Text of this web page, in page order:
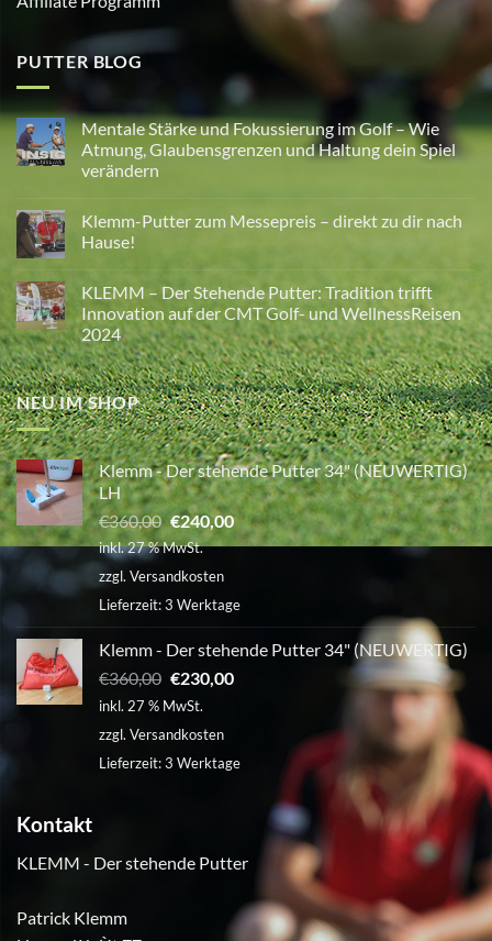
PUTTER BLOG
Mentale Stärke und Fokussierung im Golf – Wie
Atmung, Glaubensgrenzen und Haltung dein Spiel
verändern
zu
Mentale
Stärke
im
Golf
–
Wie
Atmung,
Glaubensgrenzen
und
Haltung
dein
Spiel
verändern
Klemm-Putter zum Messepreis – direkt zu dir nach
Hause!
zu
Klemm-
Putter
zum
Messepreis
–
direkt
zu
dir
nach
Hause!
KLEMM – Der Stehende Putter: Tradition trifft
Innovation auf der CMT Golf- und WellnessReisen
2024
Keine
Kommentare
zu
KLEMM
–
Der
Stehende
Putter:
Tradition
trifft
Innovation
auf
der
CMT
Golf-
WellnessReisen
2024
NEU IM SHOP
Klemm - Der stehende Putter 34" (NEUWERTIG)
LH
€360,00 Ursprünglicher
Preis
€360,00
€240,00Aktueller
Preis
inkl. 27 % MwSt.
zzgl. Versandkosten
Lieferzeit:3 Werktage
Klemm - Der stehende Putter 34" (NEUWERTIG)
€360,00 Ursprünglicher
Preis
€360,00
€230,00Aktueller
€230,00.
inkl. 27 % MwSt.
zzgl. Versandkosten
Lieferzeit:3 Werktage
Kontakt
KLEMM - Der stehende Putter
Patrick Klemm